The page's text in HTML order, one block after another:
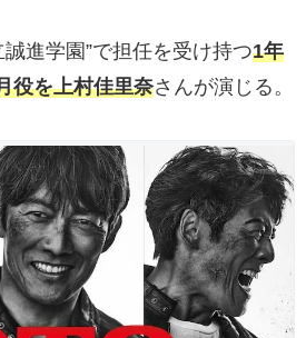
進学園”で担任を受け持つ1年
役を上村佳里奈さんが演じる。